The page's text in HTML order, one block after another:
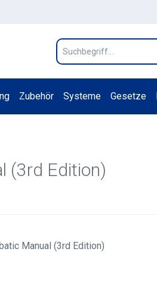
Zubehör Systeme Gesetze
(3rd Edition)